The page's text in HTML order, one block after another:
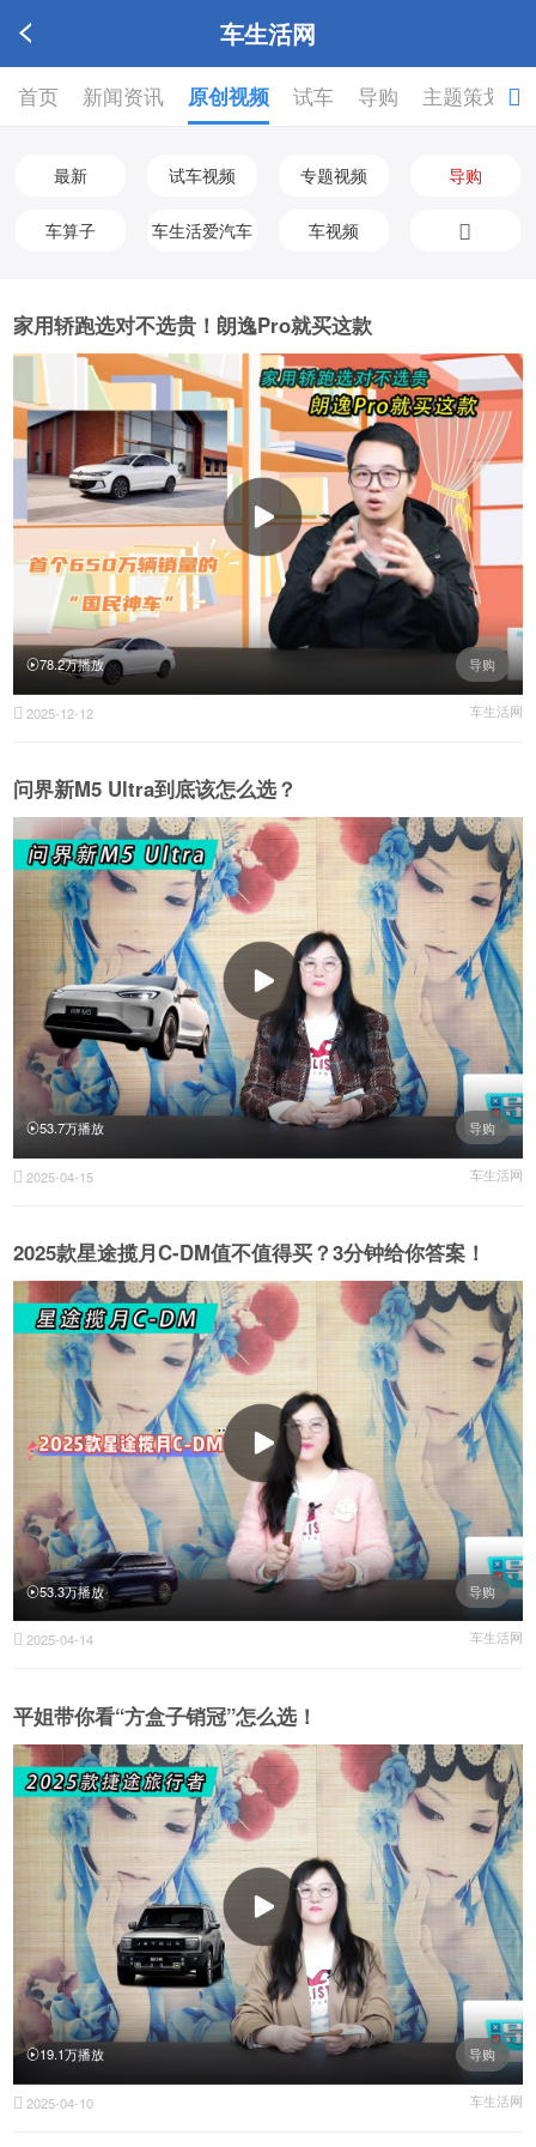
车生活网
首页 新闻资讯 原创视频 试车 导购 主题策划 
最新 试车视频 专题视频 导购
车算子 车生活爱汽车 车视频
家用轿跑选对不选贵！朗逸Pro就买这款
导购
78.2万播放
 2025-12-12 车生活网
问界新M5 Ultra到底该怎么选？
导购
53.7万播放
 2025-04-15 车生活网
2025款星途揽月C-DM值不值得买？3分钟给你答案！
导购
53.3万播放
 2025-04-14 车生活网
平姐带你看“方盒子销冠”怎么选！
导购
19.1万播放
 2025-04-10 车生活网